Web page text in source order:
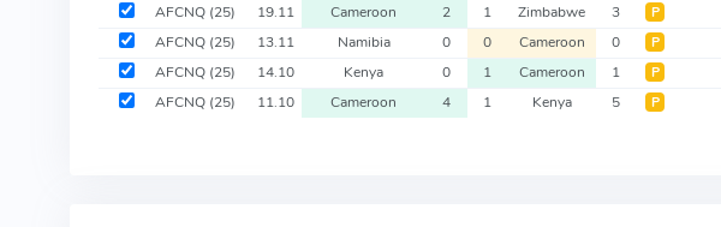
AFCNQ (25) 19.11 Cameroon 2 1 Zimbabwe 3 Р
AFCNQ (25) 13.11 Namibia 0 0 Cameroon 0 Р
AFCNQ (25) 14.10 Kenya 0 1 Cameroon 1 Р
AFCNQ (25) 11.10 Cameroon 4 1 Kenya 5 Р